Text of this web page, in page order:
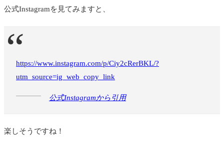
公式Instagramを見てみますと、
https://www.instagram.com/p/Ciy2cRerBKL/?
utm_source=ig_web_copy_link
公式Instagramから引用
楽しそうですね！